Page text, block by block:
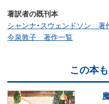
著訳者の既刊本
シャンナ・スウェンドソン 著
今泉敦子 著作一覧
この本